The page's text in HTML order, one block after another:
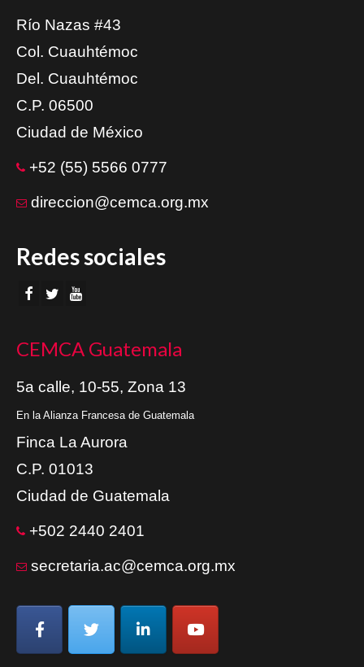
Río Nazas #43
Col. Cuauhtémoc
Del. Cuauhtémoc
C.P. 06500
Ciudad de México
+52 (55) 5566 0777
direccion@cemca.org.mx
Redes sociales
CEMCA Guatemala
5a calle, 10-55, Zona 13
En la Alianza Francesa de Guatemala
Finca La Aurora
C.P. 01013
Ciudad de Guatemala
+502 2440 2401
secretaria.ac@cemca.org.mx